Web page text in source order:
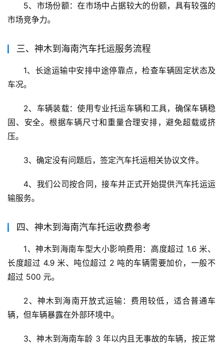
5、市场份额：在市场中占据较大的份额，具有较强的
市场竞争力。
三、神木到海南汽车托运服务流程
1、长途运输中安排中途停靠点，检查车辆固定状态及
车况。
2、车辆装载：使用专业托运车辆和工具，确保车辆稳
固、安全。根据车辆尺寸和重量合理安排，避免超载或挤
压。
3、确定没有问题后，签定汽车托运相关协议文件。
4、我们公司按合同，接车并正式开始提供汽车托运运
输服务。
四、神木到海南汽车托运收费参考
1、神木到海南车型大小影响费用：高度超过 1.6 米、
长度超过 4.9 米、吨位超过 2 吨的车辆需要加价，一般不
超过 500 元。
2、神木到海南开放式运输：费用较低，适合普通车
辆，但车辆暴露在外部环境中。
3、神木到海南车龄 3 年以内且无事故的车辆，按正常